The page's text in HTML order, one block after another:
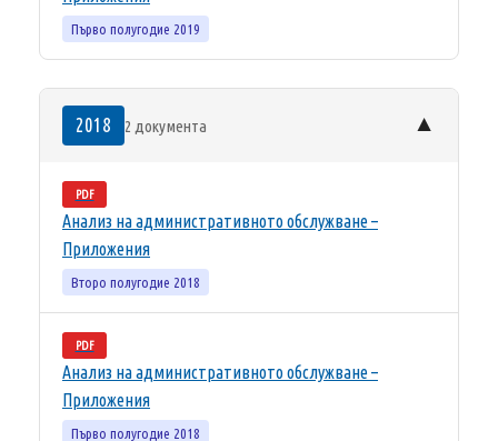
Първо полугодие 2019
2018 2 документа ▼
PDF
Анализ на административното обслужване –
Приложения
Второ полугодие 2018
PDF
Анализ на административното обслужване –
Приложения
Първо полугодие 2018